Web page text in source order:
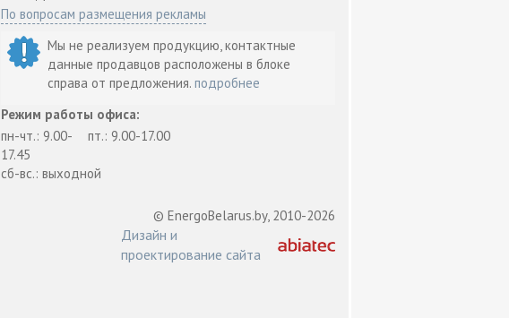
По вопросам размещения рекламы
Мы не реализуем продукцию, контактные
данные продавцов расположены в блоке
справа от предложения.подробнее
Режим работы офиса:
пн-чт.: 9.00-
17.45
пт.: 9.00-17.00
сб-вс.: выходной
© EnergoBelarus.by, 2010-2026
Дизайн и
проектирование сайта